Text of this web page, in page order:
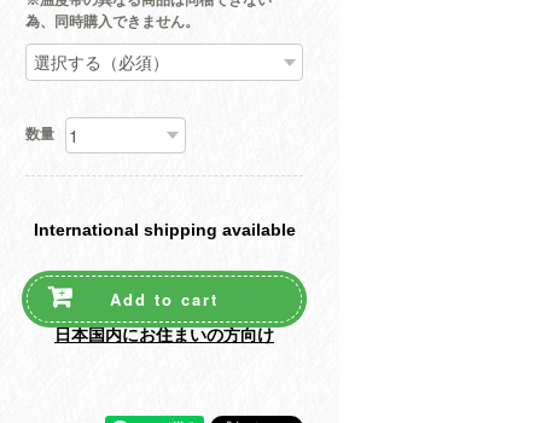
為、同時購入できません。
数量
International shipping available
Add to cart
日本国内にお住まいの方向け